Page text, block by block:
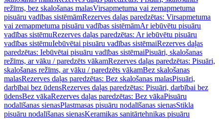
režīms, bez skalošanas malasVirsapmetuma vai zemapmetuma
pisuāru vadības sistēmāmRezerves daļas paredzētas: Virsapmetuma
vai zemapmetuma pisuāru vadības sistēmāmAr iebūvētu pisuāru
vadības sistēmuRezerves daļas paredzētas: Ar iebūvētu pisuāru
vadības sistēmuIebūvētai pisuāru vadības sistēmaiRezerves daļas
paredzētas: Iebūvētai pisuāru vadības sistēmaiPisuāri, skalošanas
režīms, ar vāku / paredzēts vākamRezerves daļas paredzētas: Pisuāri,
skalošanas režīms, ar vāku / paredzēts vākamBez skalošanas
malasRezerves daļas paredzētas: Bez skalošanas malasPisuāri,
darbībai bez ūdensRezerves daļas paredzētas: Pisuāri, darbībai bez
ūdensBez vākaRezerves daļas paredzētas: Bez vākaPisuāru
nodalīšanas sienasPlastmasas pisuāru nodalīšanas sienasStikla
pisuāru nodalīšanas sienasKeramikas sanitārtehnikas pisuāru